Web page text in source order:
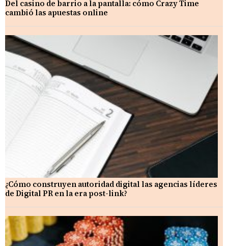
Del casino de barrio a la pantalla: cómo Crazy Time
cambió las apuestas online
¿Cómo construyen autoridad digital las agencias líderes
de Digital PR en la era post-link?